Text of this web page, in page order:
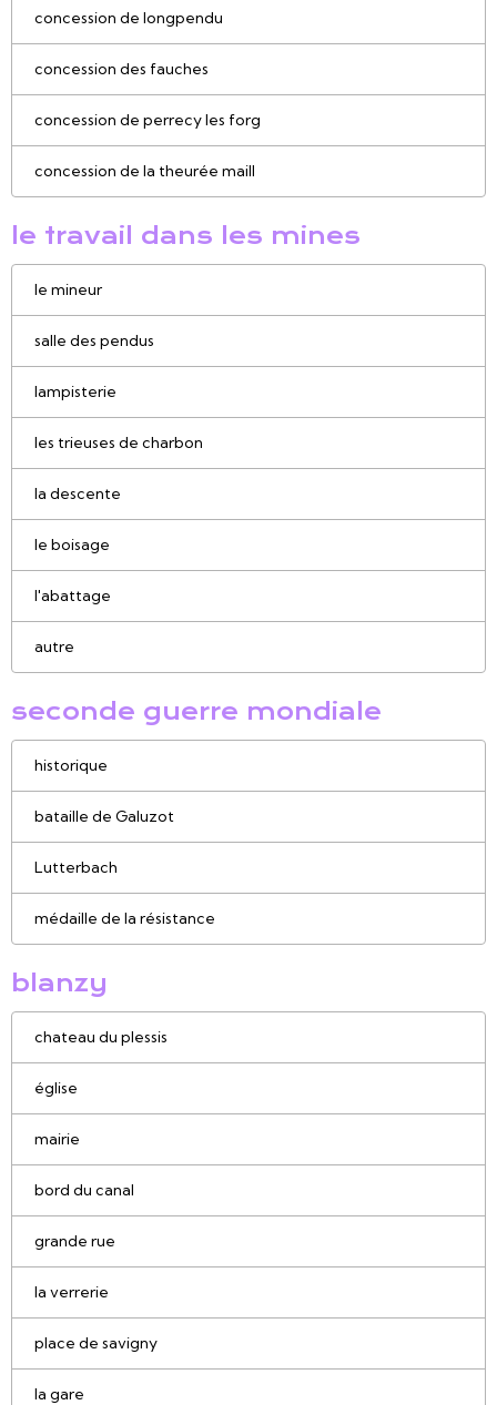
concession de longpendu
concession des fauches
concession de perrecy les forg
concession de la theurée maill
le travail dans les mines
le mineur
salle des pendus
lampisterie
les trieuses de charbon
la descente
le boisage
l'abattage
autre
seconde guerre mondiale
historique
bataille de Galuzot
Lutterbach
médaille de la résistance
blanzy
chateau du plessis
église
mairie
bord du canal
grande rue
la verrerie
place de savigny
la gare